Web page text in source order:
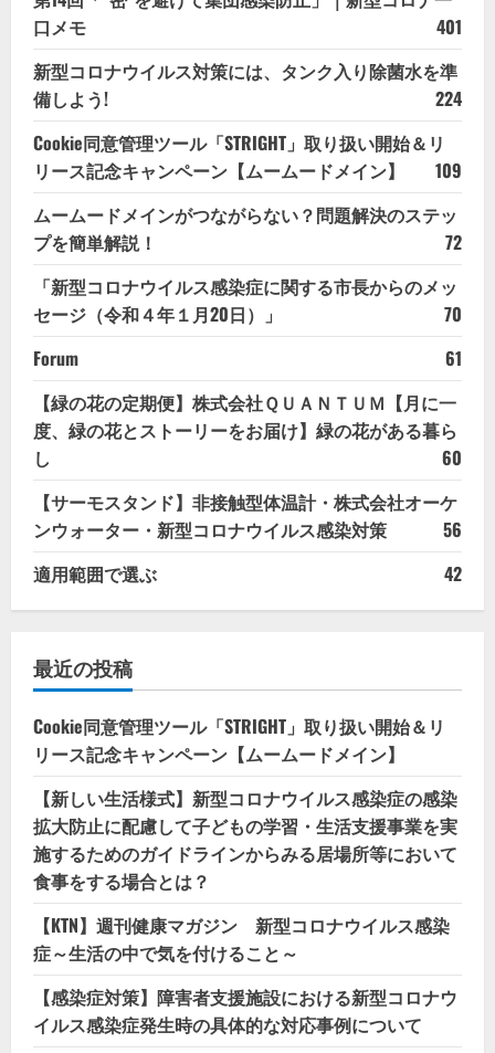
口メモ
401
新型コロナウイルス対策には、タンク入り除菌水を準
備しよう!
224
Cookie同意管理ツール「STRIGHT」取り扱い開始＆リ
リース記念キャンペーン【ムームードメイン】
109
ムームードメインがつながらない？問題解決のステッ
プを簡単解説！
72
「新型コロナウイルス感染症に関する市長からのメッ
セージ（令和４年１月20日）」
70
Forum
61
【緑の花の定期便】株式会社ＱＵＡＮＴＵＭ【月に一
度、緑の花とストーリーをお届け】緑の花がある暮ら
し
60
【サーモスタンド】非接触型体温計・株式会社オーケ
ンウォーター・新型コロナウイルス感染対策
56
適用範囲で選ぶ
42
最近の投稿
Cookie同意管理ツール「STRIGHT」取り扱い開始＆リ
リース記念キャンペーン【ムームードメイン】
【新しい生活様式】新型コロナウイルス感染症の感染
拡大防止に配慮して子どもの学習・生活支援事業を実
施するためのガイドラインからみる居場所等において
食事をする場合とは？
【KTN】週刊健康マガジン 新型コロナウイルス感染
症～生活の中で気を付けること～
【感染症対策】障害者支援施設における新型コロナウ
イルス感染症発生時の具体的な対応事例について